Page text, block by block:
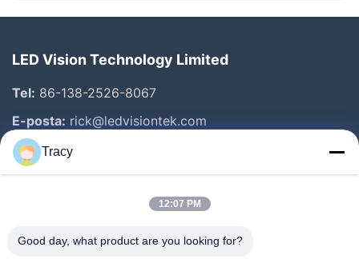
LED Vision Technology Limited
Tel: 86-138-2526-8067
E-posta: rick@ledvisiontek.com
Hızlı Bağlantılar
Ürün:% S
Tracy
12:07 PM
Good day, what product are you looking for?